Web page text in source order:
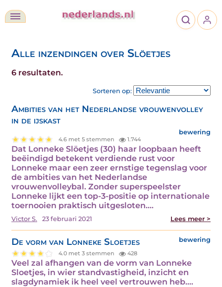
Alle inzendingen over Slöetjes
6 resultaten.
Sorteren op:
Ambities van het Nederlandse vrouwenvolley
in de ijskast
bewering
4.6 met 5 stemmen 1.744
Dat Lonneke Slöetjes (30) haar loopbaan heeft
beëindigd betekent verdiende rust voor
Lonneke maar een zeer ernstige tegenslag voor
de ambities van het Nederlandse
vrouwenvolleybal. Zonder superspeelster
Lonneke lijkt een top-3-positie op internationale
toernooien praktisch uitgesloten.…
Victor S. 23 februari 2021 Lees meer >
De vorm van Lonneke Sloetjes bewering
4.0 met 3 stemmen 428
Veel zal afhangen van de vorm van Lonneke
Sloetjes, in wier standvastigheid, inzicht en
slagdynamiek ik heel veel vertrouwen heb.…